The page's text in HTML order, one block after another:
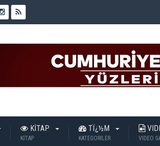
KİTAP
KİTAP
TÏ¿½M
KATEGORILER VIDEO